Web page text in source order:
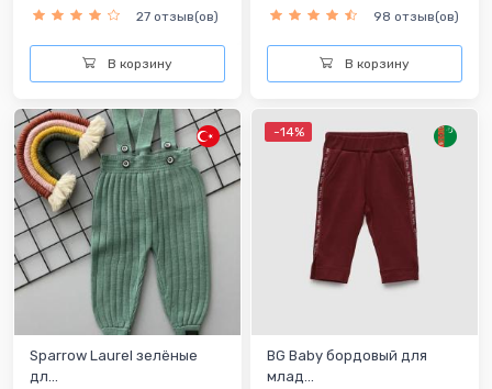
27 отзыв(ов)
В корзину
98 отзыв(ов)
В корзину
Sparrow Laurel зелёные
дл...
-14%
BG Baby бордовый для
млад...